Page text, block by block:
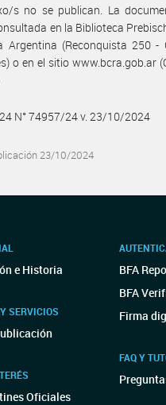
s no se publican. La
en la Biblioteca
Argentina (Reconquista 250 -
o en el sitio www.bcra.gob.ar
N° 74957/24 v. 23/10/2024
23/10/2024
e Historia
SERVICIOS
Oficiales
BFA
BFA
Firma
FAQ Y